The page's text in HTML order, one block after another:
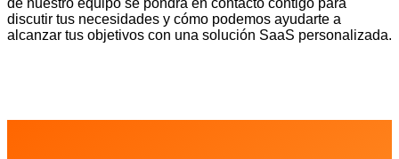
de nuestro equipo se pondrá en contacto contigo para
discutir tus necesidades y cómo podemos ayudarte a
alcanzar tus objetivos con una solución SaaS personalizada.